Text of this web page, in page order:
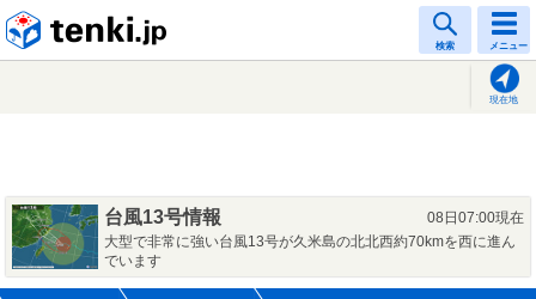
検索 メニュー
現在地
台風13号情報
08日07:00現在
大型で非常に強い台風13号が久米島の北北西約70kmを西に進ん
でいます